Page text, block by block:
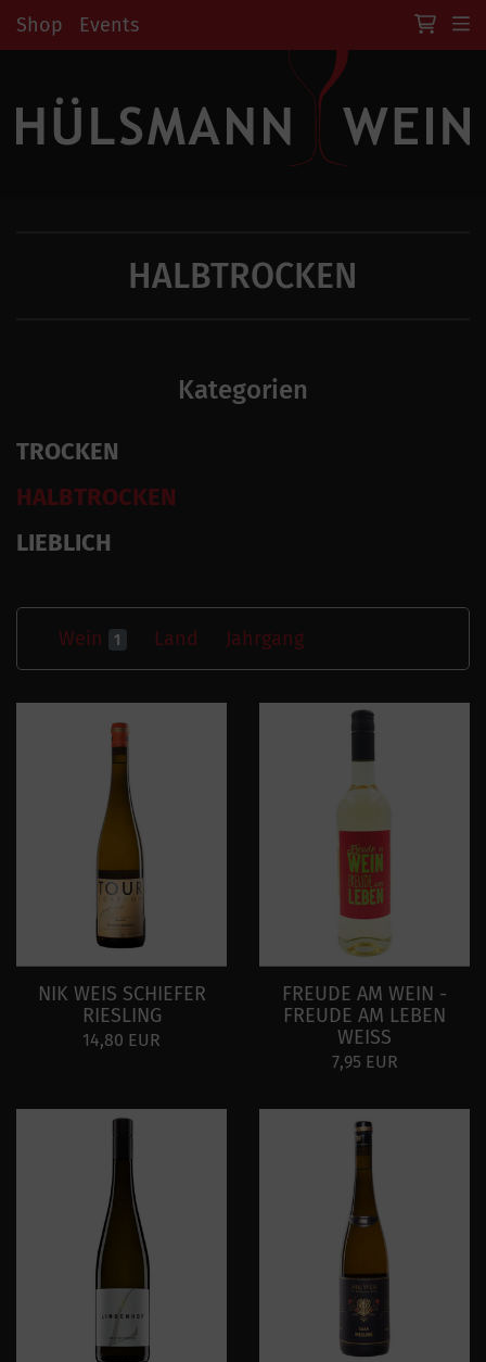
Shop Events
HALBTROCKEN
Kategorien
TROCKEN
HALBTROCKEN
LIEBLICH
Wein 1 Land Jahrgang
NIK WEIS SCHIEFER
RIESLING
14,80 EUR
FREUDE AM WEIN -
FREUDE AM LEBEN
WEISS
7,95 EUR